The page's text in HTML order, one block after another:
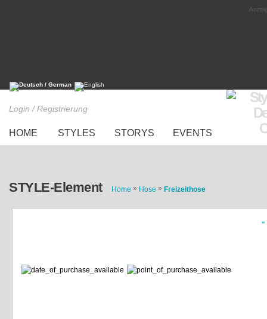
Login / Registrierung
HOME STYLES STORYS EVENTS
STYLE-Element Home » Hose » Freizeithose
«